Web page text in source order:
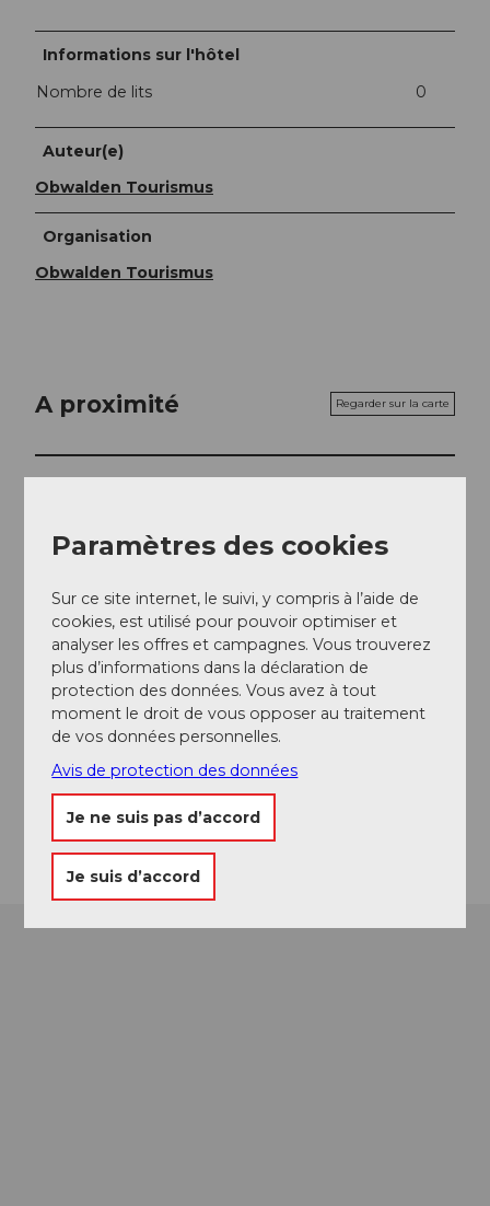
Informations sur l'hôtel
Nombre de lits
0
Auteur(e)
Obwalden Tourismus
Organisation
Obwalden Tourismus
A proximité Regarder sur la carte
Excursions
Contact
6067
Melchtal
+41 41 669 14 01
info@waldhausstoeckalp.ch
Website
Arrivée
Paramètres des cookies
Sur ce site internet, le suivi, y compris à l’aide de
cookies, est utilisé pour pouvoir optimiser et
analyser les offres et campagnes. Vous trouverez
plus d’informations dans la déclaration de
protection des données. Vous avez à tout
moment le droit de vous opposer au traitement
de vos données personnelles.
Avis de protection des données
Je ne suis pas d’accord
Je suis d’accord